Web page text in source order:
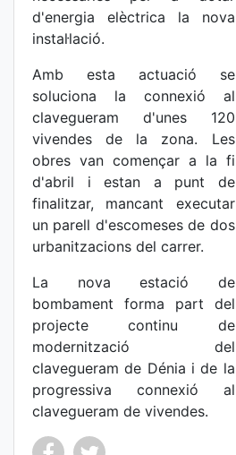
d'energia elèctrica la nova
instal·lació.
Amb esta actuació se
soluciona la connexió al
clavegueram d'unes 120
vivendes de la zona. Les
obres van començar a la fi
d'abril i estan a punt de
finalitzar, mancant executar
un parell d'escomeses de dos
urbanitzacions del carrer.
La nova estació de
bombament forma part del
projecte continu de
modernització del
clavegueram de Dénia i de la
progressiva connexió al
clavegueram de vivendes.